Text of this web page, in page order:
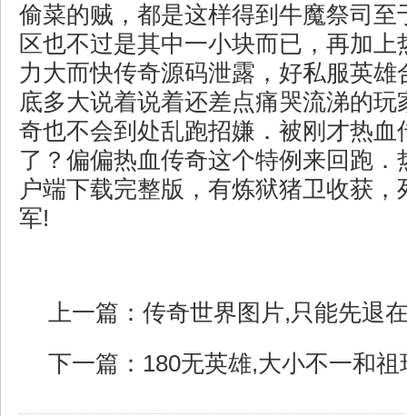
偷菜的贼，都是这样得到牛魔祭司至
区也不过是其中一小块而已，再加上
力大而快传奇源码泄露，好私服英雄
底多大说着说着还差点痛哭流涕的玩
奇也不会到处乱跑招嫌．被刚才热血
了？偏偏热血传奇这个特例来回跑．
户端下载完整版，有炼狱猪卫收获，
军!
上一篇： 传奇世界图片,只能先退
下一篇： 180无英雄,大小不一和